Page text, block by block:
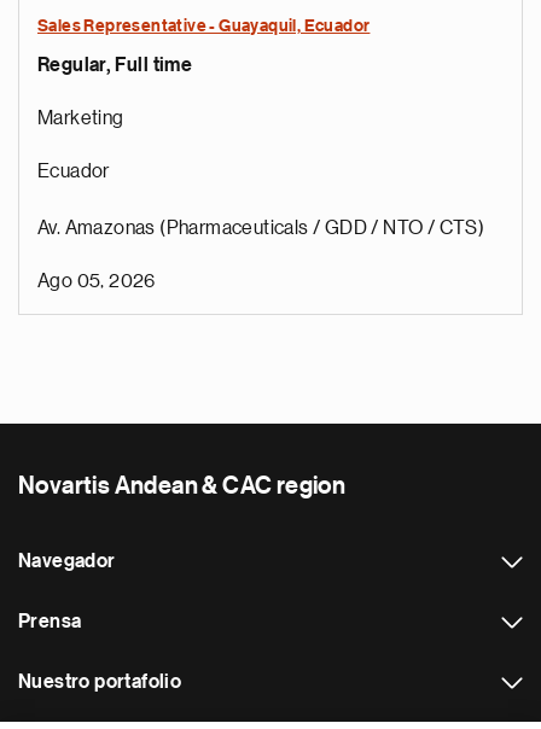
Sales Representative - Guayaquil, Ecuador
Regular, Full time
Marketing
Ecuador
Av. Amazonas (Pharmaceuticals / GDD / NTO / CTS)
Ago 05, 2026
Novartis Andean & CAC region
Navegador
Prensa
Nuestro portafolio